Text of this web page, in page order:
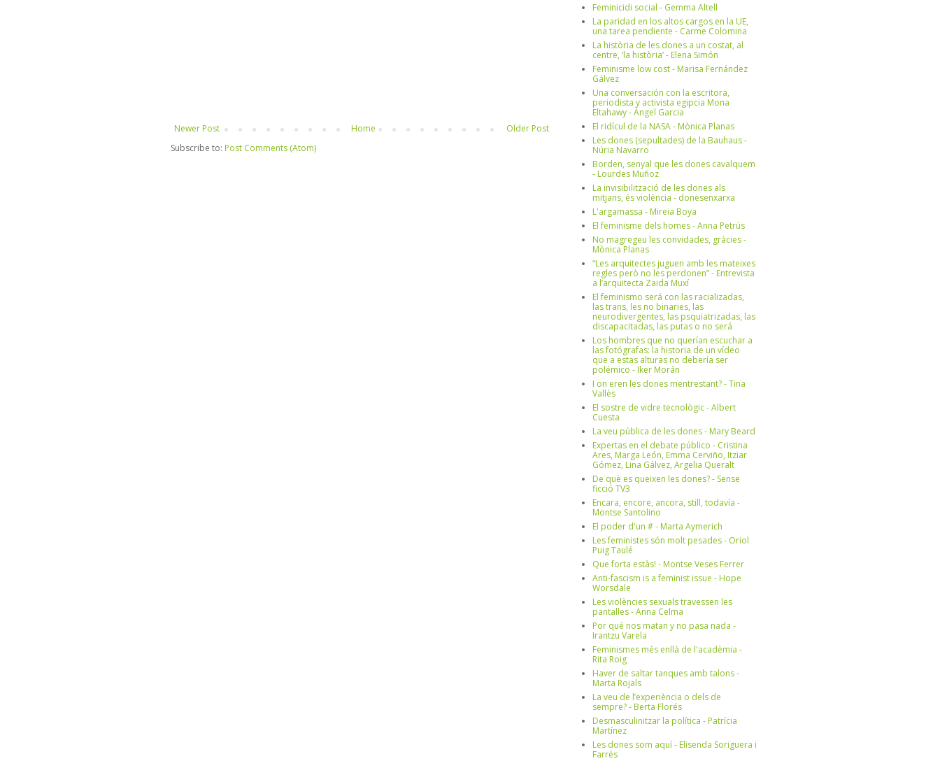
Newer Post Older Post
Home
Subscribe to: Post Comments (Atom)
Feminicidi social - Gemma Altell
La paridad en los altos cargos en la UE,
una tarea pendiente - Carme Colomina
La història de les dones a un costat, al
centre, ‘la història’ - Elena Simón
Feminisme low cost - Marisa Fernández
Gálvez
Una conversación con la escritora,
periodista y activista egipcia Mona
Eltahawy - Àngel Garcia
El ridícul de la NASA - Mònica Planas
Les dones (sepultades) de la Bauhaus -
Núria Navarro
Borden, senyal que les dones cavalquem
- Lourdes Muñoz
La invisibilització de les dones als
mitjans, és violència - donesenxarxa
L'argamassa - Mireia Boya
El feminisme dels homes - Anna Petrús
No magregeu les convidades, gràcies -
Mònica Planas
“Les arquitectes juguen amb les mateixes
regles però no les perdonen” - Entrevista
a l’arquitecta Zaida Muxí
El feminismo será con las racializadas,
las trans, les no binaries, las
neurodivergentes, las psquiatrizadas, las
discapacitadas, las putas o no será
Los hombres que no querían escuchar a
las fotógrafas: la historia de un vídeo
que a estas alturas no debería ser
polémico - Iker Morán
I on eren les dones mentrestant? - Tina
Vallès
El sostre de vidre tecnològic - Albert
Cuesta
La veu pública de les dones - Mary Beard
Expertas en el debate público - Cristina
Ares, Marga León, Emma Cerviño, Itziar
Gómez, Lina Gálvez, Argelia Queralt
De què es queixen les dones? - Sense
ficció TV3
Encara, encore, ancora, still, todavía -
Montse Santolino
El poder d'un # - Marta Aymerich
Les feministes són molt pesades - Oriol
Puig Taulé
Que forta estàs! - Montse Veses Ferrer
Anti-fascism is a feminist issue - Hope
Worsdale
Les violències sexuals travessen les
pantalles - Anna Celma
Por qué nos matan y no pasa nada -
Irantzu Varela
Feminismes més enllà de l'acadèmia -
Rita Roig
Haver de saltar tanques amb talons -
Marta Rojals
La veu de l’experiència o dels de
sempre? - Berta Florés
Desmasculinitzar la política - Patrícia
Martínez
Les dones som aquí - Elisenda Soriguera i
Farrés